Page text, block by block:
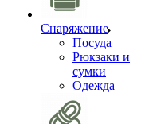
Снаряжение
Посуда
Рюкзаки и
сумки
Одежда